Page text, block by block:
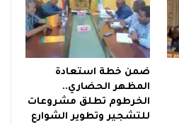
ضمن خطة استعادة
المظهر الحضاري..
الخرطوم تطلق مشروعات
للتشجير وتطوير الشوارع